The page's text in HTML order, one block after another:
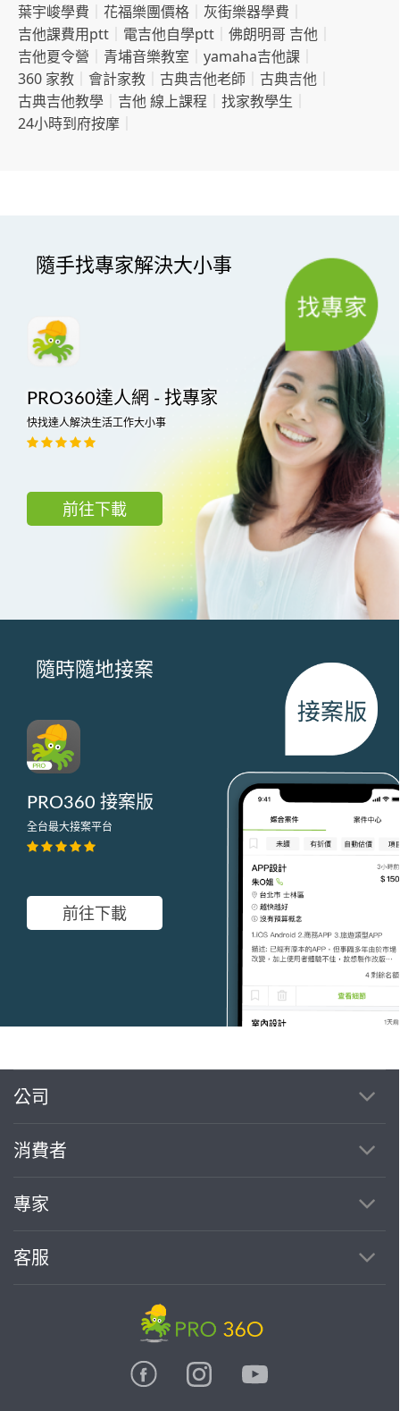
葉宇峻學費
花福樂團價格 灰街樂器學費
吉他課費用ptt
電吉他自學ptt 佛朗明哥 吉他
吉他夏令營
青埔音樂教室 yamaha吉他課
360 家教
會計家教 古典吉他老師 古典吉他
古典吉他教學
吉他 線上課程 找家教學生
24小時到府按摩
隨手找專家解決大小事
PRO360達人網 - 找專家
快找達人解決生活工作大小事
前往下載
隨時隨地接案
PRO360 接案版
全台最大接案平台
前往下載
公司
消費者
專家
客服
繼續完成